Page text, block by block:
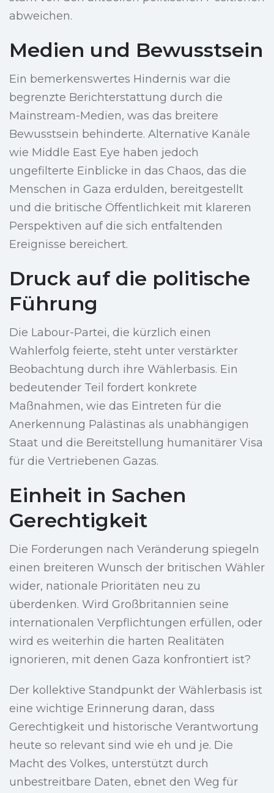
abweichen.
Medien und Bewusstsein
Ein bemerkenswertes Hindernis war die
begrenzte Berichterstattung durch die
Mainstream-Medien, was das breitere
Bewusstsein behinderte. Alternative Kanäle
wie Middle East Eye haben jedoch
ungefilterte Einblicke in das Chaos, das die
Menschen in Gaza erdulden, bereitgestellt
und die britische Öffentlichkeit mit klareren
Perspektiven auf die sich entfaltenden
Ereignisse bereichert.
Druck auf die politische
Führung
Die Labour-Partei, die kürzlich einen
Wahlerfolg feierte, steht unter verstärkter
Beobachtung durch ihre Wählerbasis. Ein
bedeutender Teil fordert konkrete
Maßnahmen, wie das Eintreten für die
Anerkennung Palästinas als unabhängigen
Staat und die Bereitstellung humanitärer Visa
für die Vertriebenen Gazas.
Einheit in Sachen
Gerechtigkeit
Die Forderungen nach Veränderung spiegeln
einen breiteren Wunsch der britischen Wähler
wider, nationale Prioritäten neu zu
überdenken. Wird Großbritannien seine
internationalen Verpflichtungen erfüllen, oder
wird es weiterhin die harten Realitäten
ignorieren, mit denen Gaza konfrontiert ist?
Der kollektive Standpunkt der Wählerbasis ist
eine wichtige Erinnerung daran, dass
Gerechtigkeit und historische Verantwortung
heute so relevant sind wie eh und je. Die
Macht des Volkes, unterstützt durch
unbestreitbare Daten, ebnet den Weg für